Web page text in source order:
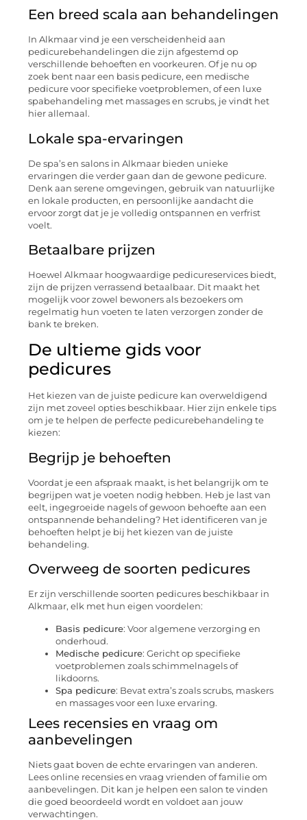
Een breed scala aan behandelingen
In Alkmaar vind je een verscheidenheid aan
pedicurebehandelingen die zijn afgestemd op
verschillende behoeften en voorkeuren. Of je nu op
zoek bent naar een basis pedicure, een medische
pedicure voor specifieke voetproblemen, of een luxe
spabehandeling met massages en scrubs, je vindt het
hier allemaal.
Lokale spa-ervaringen
De spa’s en salons in Alkmaar bieden unieke
ervaringen die verder gaan dan de gewone pedicure.
Denk aan serene omgevingen, gebruik van natuurlijke
en lokale producten, en persoonlijke aandacht die
ervoor zorgt dat je je volledig ontspannen en verfrist
voelt.
Betaalbare prijzen
Hoewel Alkmaar hoogwaardige pedicureservices biedt,
zijn de prijzen verrassend betaalbaar. Dit maakt het
mogelijk voor zowel bewoners als bezoekers om
regelmatig hun voeten te laten verzorgen zonder de
bank te breken.
De ultieme gids voor
pedicures
Het kiezen van de juiste pedicure kan overweldigend
zijn met zoveel opties beschikbaar. Hier zijn enkele tips
om je te helpen de perfecte pedicurebehandeling te
kiezen:
Begrijp je behoeften
Voordat je een afspraak maakt, is het belangrijk om te
begrijpen wat je voeten nodig hebben. Heb je last van
eelt, ingegroeide nagels of gewoon behoefte aan een
ontspannende behandeling? Het identificeren van je
behoeften helpt je bij het kiezen van de juiste
behandeling.
Overweeg de soorten pedicures
Er zijn verschillende soorten pedicures beschikbaar in
Alkmaar, elk met hun eigen voordelen:
Basis pedicure: Voor algemene verzorging en
onderhoud.
Medische pedicure: Gericht op specifieke
voetproblemen zoals schimmelnagels of
likdoorns.
Spa pedicure: Bevat extra’s zoals scrubs, maskers
en massages voor een luxe ervaring.
Lees recensies en vraag om
aanbevelingen
Niets gaat boven de echte ervaringen van anderen.
Lees online recensies en vraag vrienden of familie om
aanbevelingen. Dit kan je helpen een salon te vinden
die goed beoordeeld wordt en voldoet aan jouw
verwachtingen.